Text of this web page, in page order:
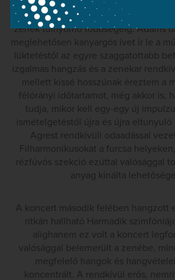
bármely műve felfogható egy efféle
concertóitól Mahler szimfóniáin
zenék túlnyomó többségéig. Adams
meglehetősen kanyargós ívet ír le a
lüktetéstől az egyre szaggatottabb
izgalmas hangzás és a zenekar
mellett kissé hosszúnak éreztem a
félórányi időtartamot, még akkor is,
tudja, mikor kell egy-egy új
ismételgetéstől újra és újra eltunyuló
Agrest rendkívüli odaadással
Filharmonikusokat a furcsa
rézfúvós szekció ezúttal valósággal
anyag kínálta
A koncert második felében hangzott
ritkán hallható Harmadik
alighanem ez volt a koncert
valósággal belemerült a zenébe,
megfelelő hangok és
koncentrált. A rendkívül erős,